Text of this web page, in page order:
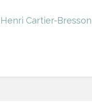
Henri Cartier-Bresson